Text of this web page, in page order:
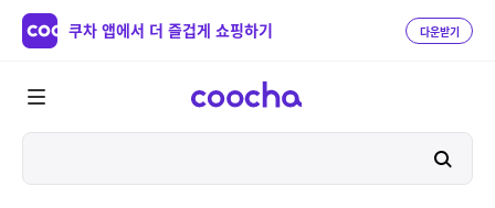
쿠차 앱에서 더 즐겁게 쇼핑하기 다운받기